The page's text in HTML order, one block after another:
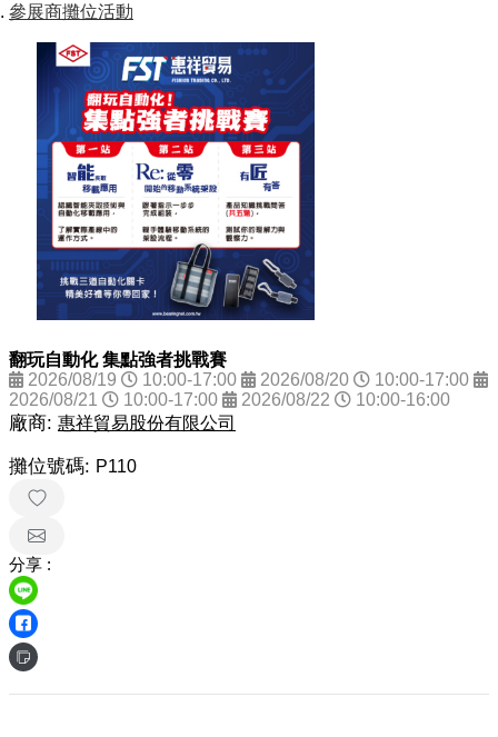
參展商攤位活動
翻玩自動化 集點強者挑戰賽
2026/08/19
10:00-17:00 2026/08/20
10:00-17:00
2026/08/21
10:00-17:00 2026/08/22 10:00-16:00
廠商: 惠祥貿易股份有限公司
攤位號碼: P110
分享 :